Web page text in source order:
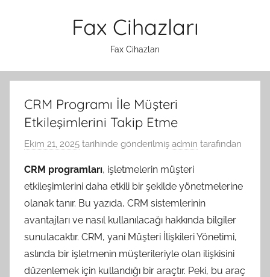
Fax Cihazları
Fax Cihazları
CRM Programı İle Müşteri
Etkileşimlerini Takip Etme
Ekim 21, 2025 tarihinde gönderilmiş admin tarafından
CRM programları, işletmelerin müşteri
etkileşimlerini daha etkili bir şekilde yönetmelerine
olanak tanır. Bu yazıda, CRM sistemlerinin
avantajları ve nasıl kullanılacağı hakkında bilgiler
sunulacaktır. CRM, yani Müşteri İlişkileri Yönetimi,
aslında bir işletmenin müşterileriyle olan ilişkisini
düzenlemek için kullandığı bir araçtır. Peki, bu araç